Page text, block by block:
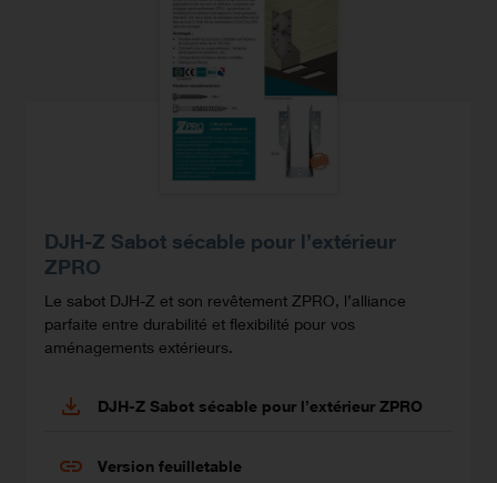
DJH-Z Sabot sécable pour l’extérieur
ZPRO
Le sabot DJH-Z et son revêtement ZPRO, l’alliance
parfaite entre durabilité et flexibilité pour vos
aménagements extérieurs.
DJH-Z Sabot sécable pour l’extérieur ZPRO
Version feuilletable